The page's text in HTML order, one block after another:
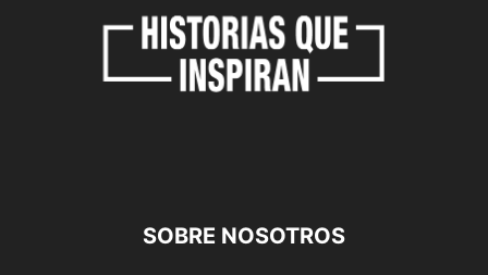
SOBRE NOSOTROS